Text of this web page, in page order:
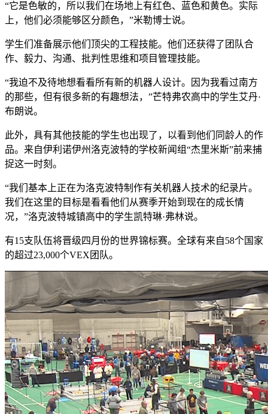
“它是色敏的，所以我们在场地上有红色、蓝色和黄色。实际
上，他们必须能够区分颜色，”米勒博士说。
学生们准备展示他们顶尖的工程技能。他们还获得了团队合
作、毅力、沟通、批判性思维和项目管理技能。
“我迫不及待地想看看所有新的机器人设计。因为我看过南方
的那些，但有很多新的有趣想法，”芒特弗农高中的学生艾丹·
布朗说。
此外，具有其他技能的学生也出现了，以看到他们同龄人的作
品。来自伊利诺伊州洛克波特的学校新闻组“杰里米斯”前来捕
捉这一时刻。
“我们基本上正在为洛克波特制作有关机器人技术的纪录片。
我们在这里的目标是看看他们从赛季开始到现在的成长情
况，”洛克波特城镇高中的学生凯特琳·弗林说。
有15支队伍将晋级四月份的世界锦标赛。全球有来自58个国家
的超过23,000个VEX团队。